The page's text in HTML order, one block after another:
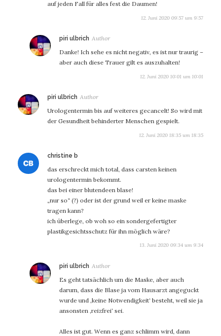
auf jeden Fall für alles fest die Daumen!
12. Juni 2020 09:57 um 9:57
piri ulbrich sagt:
Danke! Ich sehe es nicht negativ, es ist nur traurig –
aber auch diese Trauer gilt es auszuhalten!
12. Juni 2020 10:01 um 10:01
piri ulbrich sagt:
Urologentermin bis auf weiteres gecancelt! So wird mit
der Gesundheit behinderter Menschen gespielt.
12. Juni 2020 18:35 um 18:35
christine b
das erschreckt mich total, dass carsten keinen
urologentermin bekommt.
das bei einer blutendeen blase!
„nur so“ (?) oder ist der grund weil er keine maske
tragen kann?
ich überlege, ob woh so ein sondergefertigter
plastikgesichtsschutz für ihn möglich wäre?
13. Juni 2020 09:34 um 9:34
piri ulbrich sagt:
Es geht tatsächlich um die Maske, aber auch
darum, dass die Blase ja vom Hausarzt angeguckt
wurde und ‚keine Notwendigkeit‘ besteht, weil sie ja
ansonsten ‚reizfrei‘ sei.
Alles ist gut. Wenn es ganz schlimm wird, dann